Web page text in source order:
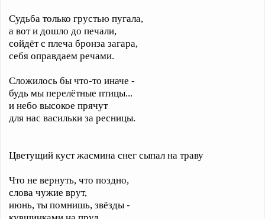
Судьба только грустью пугала,
а вот и дошло до печали,
сойдёт с плеча бронза загара,
себя оправдаем речами.
Сложилось бы что-то иначе -
будь мы перелётные птицы...
и небо высокое прячут
для нас васильки за ресницы.
Цветущий куст жасмина снег сыпал на траву
Что не вернуть, что поздно,
слова чужие врут,
июнь, ты помнишь, звёзды -